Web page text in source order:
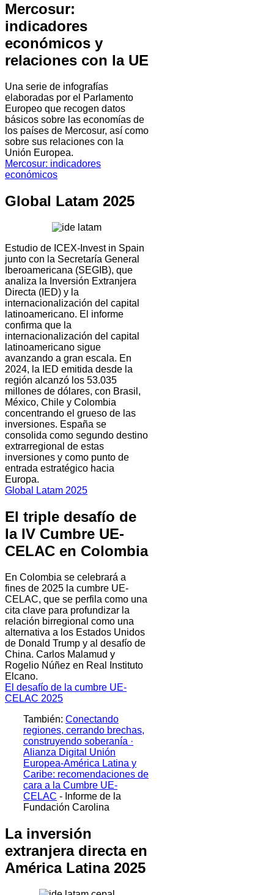
Mercosur:
indicadores
económicos y
relaciones con la UE
Una serie de infografías
elaboradas por el Parlamento
Europeo que recogen datos
básicos sobre las economías de
los países de Mercosur, así como
sobre sus relaciones con la
Unión Europea.
Mercosur: indicadores
económicos
Global Latam 2025
Estudio de ICEX-Invest in Spain
junto con la Secretaría General
Iberoamericana (SEGIB), que
analiza la Inversión Extranjera
Directa (IED) y la
internacionalización del capital
latinoamericano. El informe
confirma que la
internacionalización del capital
latinoamericano sigue
avanzando a gran escala. En
2024, la IED emitida desde la
región alcanzó los 53.035
millones de dólares, con Brasil,
México, Chile y Colombia
concentrando el grueso de las
inversiones. España se
consolida como segundo destino
extrarregional de estas
inversiones y como punto de
entrada estratégico hacia
Europa.
Global Latam 2025
El triple desafío de
la IV Cumbre UE-
CELAC en Colombia
En Colombia se celebrará a
fines de 2025 la cumbre UE-
CELAC, que se perfila como una
cita clave para profundizar la
relación birregional como una
alternativa a los Estados Unidos
de Donald Trump y al desafío de
China. Carlos Malamud y
Rogelio Núñez en Real Instituto
Elcano.
El desafío de la cumbre UE-
CELAC 2025
También: Conectando
regiones, cerrando brechas,
construyendo soberanía ·
Alianza Digital Unión
Europea-América Latina y
Caribe: recomendaciones de
cara a la Cumbre UE-
CELAC - Informe de la
Fundación Carolina
La inversión
extranjera directa en
América Latina 2025